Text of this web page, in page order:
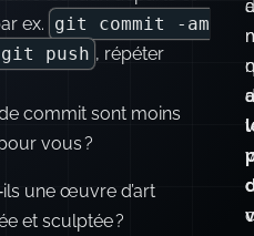
? En adoptant une
» ou de sauvegarde ?
les faux départs et
ex.
push
|
à